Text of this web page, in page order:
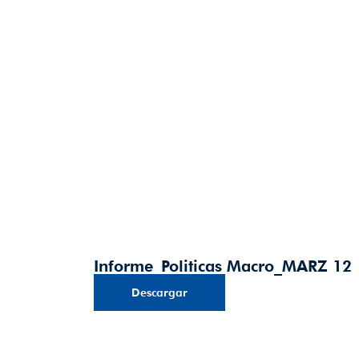
Informe_Politicas Macro_MARZ 12
Descargar